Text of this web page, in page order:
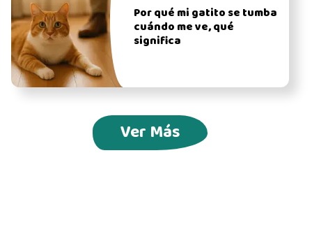
Por qué mi gatito se tumba
cuándo me ve, qué
significa
Ver Más